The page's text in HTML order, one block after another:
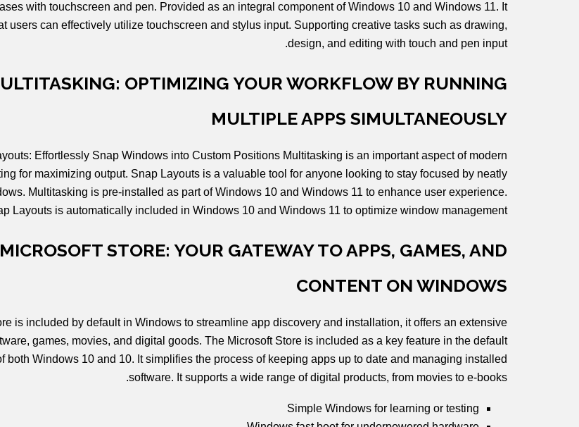
with touchscreen and pen. Provided as an integral component of Windows 10 and Windows 11. It
users can effectively utilize touchscreen and stylus input. Supporting creative tasks such as drawing,
design, and editing with touch and pen input.
OPTIMIZING YOUR WORKFLOW BY RUNNING
MULTIPLE APPS SIMULTANEOUSLY
Effortlessly Snap Windows into Custom Positions Multitasking is an important aspect of modern
for maximizing output. Snap Layouts is a valuable tool for anyone looking to stay focused by neatly
Multitasking is pre-installed as part of Windows 10 and Windows 11 to enhance user experience.
Layouts is automatically included in Windows 10 and Windows 11 to optimize window management.
MICROSOFT STORE: YOUR GATEWAY TO APPS, GAMES, AND
CONTENT ON WINDOWS
is included by default in Windows to streamline app discovery and installation, it offers an extensive
games, movies, and digital goods. The Microsoft Store is included as a key feature in the default
both Windows 10 and 10. It simplifies the process of keeping apps up to date and managing installed
software. It supports a wide range of digital products, from movies to e-books.
Simple Windows for learning or testing